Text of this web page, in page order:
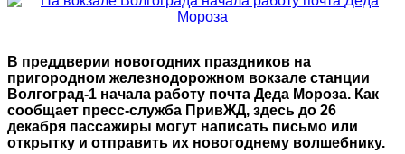
В преддверии новогодних праздников на
пригородном железнодорожном вокзале станции
Волгоград-1 начала работу почта Деда Мороза. Как
сообщает пресс-служба ПривЖД, здесь до 26
декабря пассажиры могут написать письмо или
открытку и отправить их новогоднему волшебнику.